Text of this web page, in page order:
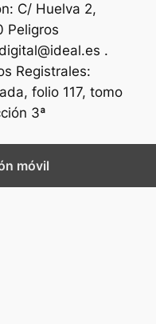
C/ Huelva 2,
Peligros
.
Registrales:
folio 117, tomo
3ª
móvil